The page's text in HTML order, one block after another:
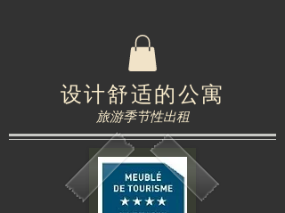
设计舒适的公寓
旅游季节性出租